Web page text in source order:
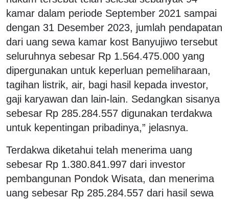
kamar dalam periode September 2021 sampai
dengan 31 Desember 2023, jumlah pendapatan
dari uang sewa kamar kost Banyujiwo tersebut
seluruhnya sebesar Rp 1.564.475.000 yang
dipergunakan untuk keperluan pemeliharaan,
tagihan listrik, air, bagi hasil kepada investor,
gaji karyawan dan lain-lain. Sedangkan sisanya
sebesar Rp 285.284.557 digunakan terdakwa
untuk kepentingan pribadinya,” jelasnya.
Terdakwa diketahui telah menerima uang
sebesar Rp 1.380.841.997 dari investor
pembangunan Pondok Wisata, dan menerima
uang sebesar Rp 285.284.557 dari hasil sewa